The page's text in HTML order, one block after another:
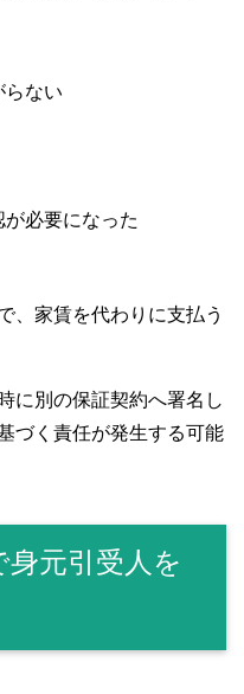
らない
必要になった
、家賃を代わりに支払う
に別の保証契約へ署名し
づく責任が発生する可能
元引受人を